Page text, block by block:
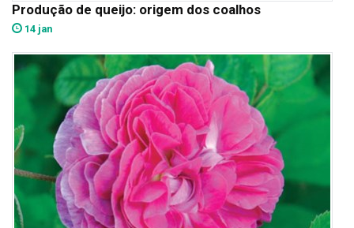
Produção de queijo: origem dos coalhos
14 jan